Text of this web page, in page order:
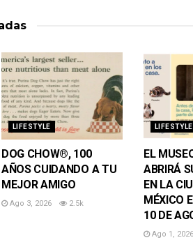
LIFESTYLE
DOG CHOW®, 100
AÑOS CUIDANDO A TU
MEJOR AMIGO
Ago 3, 2026 2.5k
LIFESTYLE
EL
ABRIRÁ
EN LA
MÉXICO
10 DE
Ago 1, 2026